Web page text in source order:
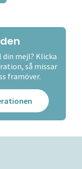
din mejl? Klicka
så missar
framöver.